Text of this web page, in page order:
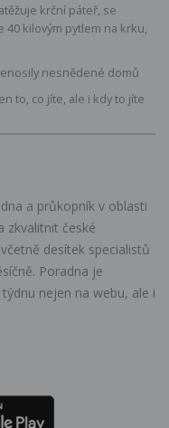
krční páteř, se
kilovým pytlem na krku,
nesnědené domů
to, co jíte, ale i kdy to jíte
a průkopník v oblasti
zkvalitnit české
desítek specialistů
Poradna je
nejen na webu, ale i